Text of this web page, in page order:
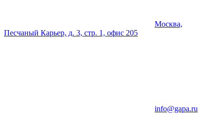
Москва,
Песчаный Карьер, д. 3, стр. 1, офис 205
info@gapa.ru